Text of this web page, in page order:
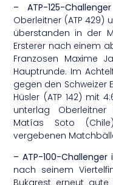
– ATP-125-
Oberleitner (ATP 429)
überstanden in der
Ersterer nach einem
Franzosen Maxime
Hauptrunde. Im
gegen den Schweizer
Hüsler (ATP 142) mit
unterlag Oberleitner
Matías Soto
vergebenen
– ATP-100-
nach seinem